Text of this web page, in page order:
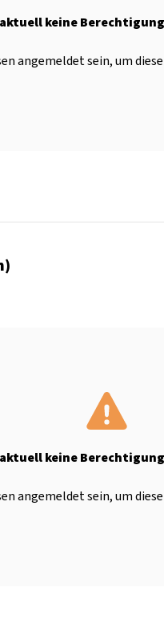
keine
angemeldet sein, um
keine
angemeldet sein, um